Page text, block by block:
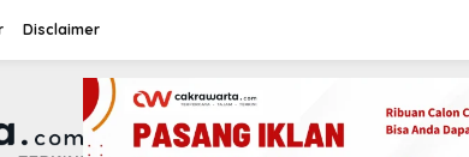
Disclaimer